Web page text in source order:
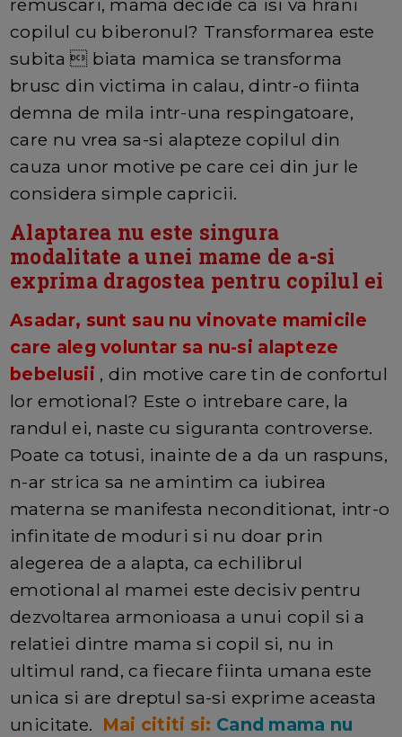
remuscari, mama decide ca isi va hrani
copilul cu biberonul? Transformarea este
subita  biata mamica se transforma
brusc din victima in calau, dintr-o fiinta
demna de mila intr-una respingatoare,
care nu vrea sa-si alapteze copilul din
cauza unor motive pe care cei din jur le
considera simple capricii.
Alaptarea nu este singura
modalitate a unei mame de a-si
exprima dragostea pentru copilul ei
Asadar, sunt sau nu vinovate mamicile
care aleg voluntar sa nu-si alapteze
bebelusii , din motive care tin de confortul
lor emotional? Este o intrebare care, la
randul ei, naste cu siguranta controverse.
Poate ca totusi, inainte de a da un raspuns,
n-ar strica sa ne amintim ca iubirea
materna se manifesta neconditionat, intr-o
infinitate de moduri si nu doar prin
alegerea de a alapta, ca echilibrul
emotional al mamei este decisiv pentru
dezvoltarea armonioasa a unui copil si a
relatiei dintre mama si copil si, nu in
ultimul rand, ca fiecare fiinta umana este
unica si are dreptul sa-si exprime aceasta
unicitate. Mai cititi si: Cand mama nu